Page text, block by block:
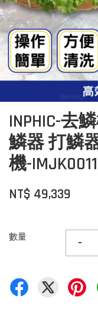
INPHIC-去
鱗器 打鱗
機-
NT$ 49,339
數量 -